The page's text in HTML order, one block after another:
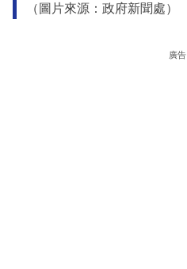
（圖片來源：政府新聞處）
廣告